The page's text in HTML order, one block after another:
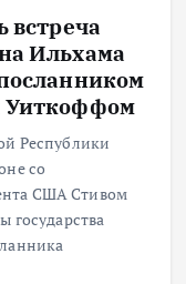
встреча
Ильхама
Уиткоффом
Республики
со
США Стивом
государства